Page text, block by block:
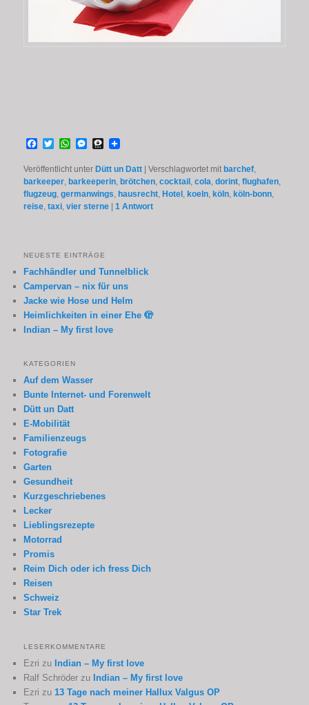
Facebook
TwitterWhatsApp
Messenger
Threema
Veröffentlicht unter Dütt un Datt |Verschlagwortet mit barchef,
barkeeper, barkeeperin, brötchen,cocktail ,cola,dorint,flughafen,
flugzeug,germanwings, hausrecht, Hotel , koeln, köln, köln-bonn,
reise,taxi,vier sterne |1 Antwort
NEUESTE EINTRÄGE
Fachhändler und Tunnelblick
Campervan – nix für uns
Jacke wie Hose und Helm
Heimlichkeiten in einer Ehe 🫣
Indian – My first love
KATEGORIEN
Auf dem Wasser
Bunte Internet- und Forenwelt
Dütt un Datt
E-Mobilität
Familienzeugs
Fotografie
Garten
Gesundheit
Kurzgeschriebenes
Lecker
Lieblingsrezepte
Motorrad
Promis
Reim Dich oder ich fress Dich
Reisen
Schweiz
Star Trek
LESERKOMMENTARE
Ezri zuIndian – My first love
Ralf Schröder zuIndian – My first love
Ezri zu 13 Tage nach meiner Hallux Valgus OP